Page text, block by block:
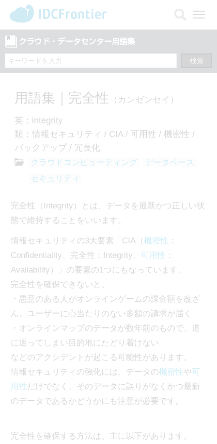
メ
を
開
用語集｜完全性 （カンゼンセイ）
英：integrity
類：情報セキュリティ / CIA / 可用性 / 機密性 /
バックアップ / 冗長化
クラウドコンピューティング
データベース
セキュリティ
完全性（Integrity）とは、データを最新かつ正しい状
態で維持することをいいます。
情報セキュリティの3大要素「CIA（機密性 ：
Confidentiality、完全性：Integrity、可用性 ：
Availability）」の要素の1つにもなっています。
完全性を確保できないと、
・悪意のある人がオンラインゲームの課金額を改ざ
ん。ユーザーに心当たりのない多額の請求が届く
・オンラインマップのデータが数年前のもので、道
に迷ってしまい目的地にたどり着けない
などのアクシデントが起こる可能性があります。
情報セキュリティの強化には、データの機密性や可
用性だけでなく、そのデータに誤りがなくかつ最新
のデータであるかどうかにも注意が必要です。
完全性を確保する方法は、主に以下があります。